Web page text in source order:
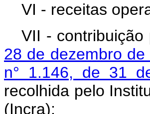
VI - receitas
VII -
28 de dezembro de
n° 1.146, de 31
recolhida pelo
(Incra);